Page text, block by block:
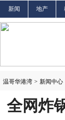
新闻 地产
温哥华港湾 > 新闻中心
全网炸